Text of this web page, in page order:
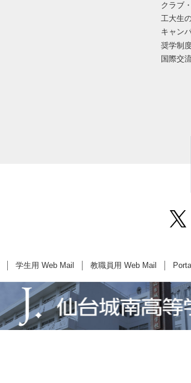
クラブ
工大生
キャン
奨学制
国際交
学生用 Web Mail 教職員用 Web Mail